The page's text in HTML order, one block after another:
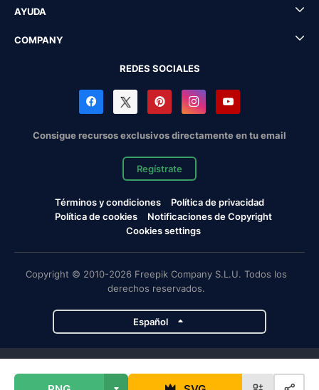
AYUDA
COMPANY
REDES SOCIALES
Consigue recursos exclusivos directamente en tu email
Regístrate
Términos y condiciones
Política de privacidad
Política de cookies
Notificaciones de Copyright
Cookies settings
Copyright © 2010-2026 Freepik Company S.L.U. Todos los
derechos reservados.
Español